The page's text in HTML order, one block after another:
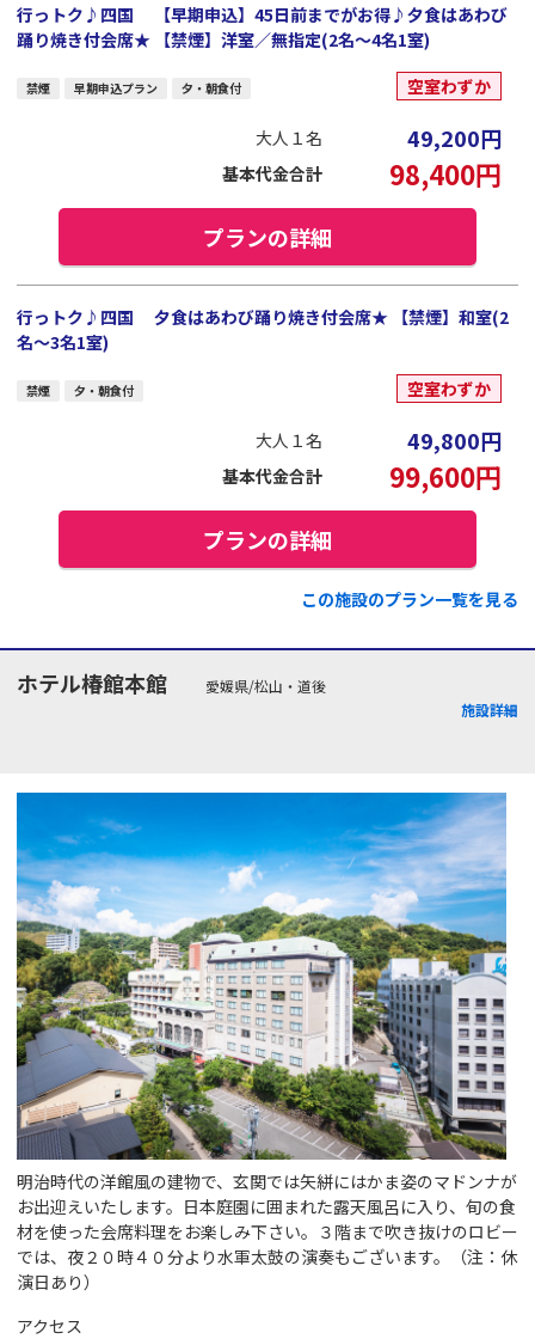
行っトク♪四国 【早期申込】45日前までがお得♪夕食はあわび
踊り焼き付会席★ 【禁煙】洋室／無指定(2名～4名1室)
禁煙 早期申込プラン 夕・朝食付 空室わずか
大人１名 49,200円
基本代金合計 98,400円
プランの詳細
行っトク♪四国 夕食はあわび踊り焼き付会席★ 【禁煙】和室(2
名～3名1室)
禁煙 夕・朝食付 空室わずか
大人１名 49,800円
基本代金合計 99,600円
プランの詳細
この施設のプラン一覧を見る
ホテル椿館本館
愛媛県/松山・道後
施設詳細
明治時代の洋館風の建物で、玄関では矢絣にはかま姿のマドンナが
お出迎えいたします。日本庭園に囲まれた露天風呂に入り、旬の食
材を使った会席料理をお楽しみ下さい。３階まで吹き抜けのロビー
では、夜２０時４０分より水軍太鼓の演奏もございます。（注：休
演日あり）
アクセス